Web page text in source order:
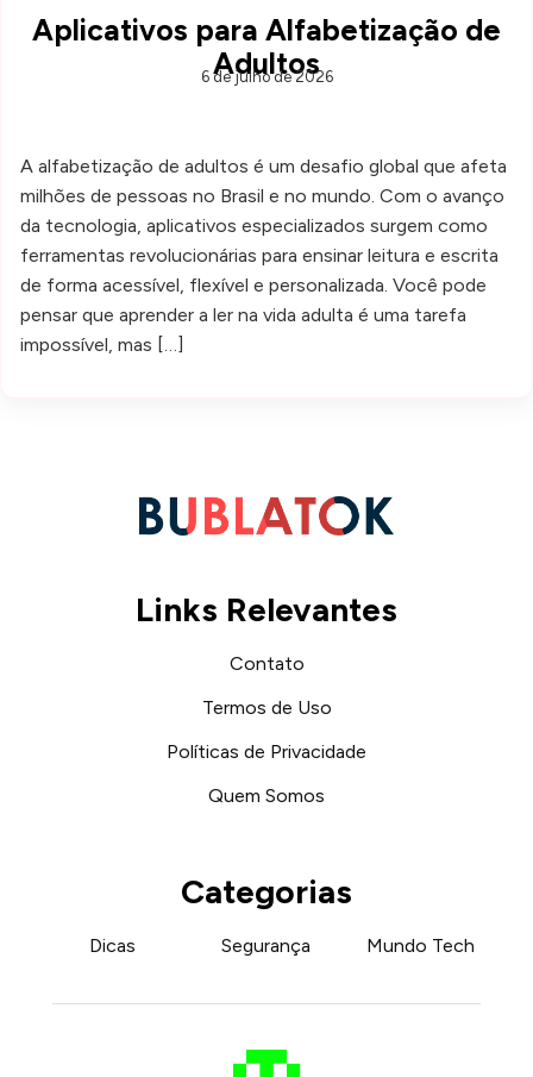
Aplicativos para Alfabetização de
Adultos
6 de julho de 2026
A alfabetização de adultos é um desafio global que afeta
milhões de pessoas no Brasil e no mundo. Com o avanço
da tecnologia, aplicativos especializados surgem como
ferramentas revolucionárias para ensinar leitura e escrita
de forma acessível, flexível e personalizada. Você pode
pensar que aprender a ler na vida adulta é uma tarefa
impossível, mas […]
Links Relevantes
Contato
Termos de Uso
Políticas de Privacidade
Quem Somos
Categorias
Dicas Segurança Mundo Tech